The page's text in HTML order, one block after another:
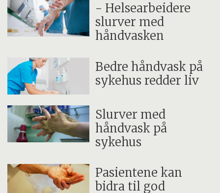
- Helsearbeidere
slurver med
håndvasken
Bedre håndvask på
sykehus redder liv
Slurver med
håndvask på
sykehus
Pasientene kan
bidra til god